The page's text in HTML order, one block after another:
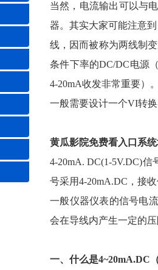
当然，电流输出可以与
器。其实大家可能注意
线，因而被称为两线制
条件下率的DC/DC电源
4-20mA收发非常重要）
一般需要设计一个VI转
黄瓜影院免费看入口系
4-20mA. DC(1-5V.DC)
号采用4-20mA.DC，接
一般仪器仪表的信号电
会在导线内产生一定的
一、什么是4~20mA.DC